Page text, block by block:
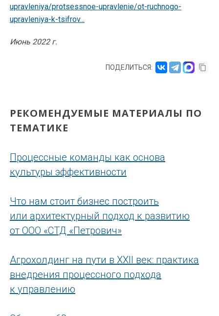
upravleniya/protsessnoe-upravlenie/ot-ruchnogo-
upravleniya-k-tsifrov...
Июнь 2022 г.
ПОДЕЛИТЬСЯ:
РЕКОМЕНДУЕМЫЕ МАТЕРИАЛЫ ПО
ТЕМАТИКЕ
Процессные команды как основа
культуры эффективности
Что нам стоит бизнес построить
или архитектурный подход к развитию
от ООО «СТД «Петрович»
Агрохолдинг на пути в XXII век: практика
внедрения процессного подхода
к управлению